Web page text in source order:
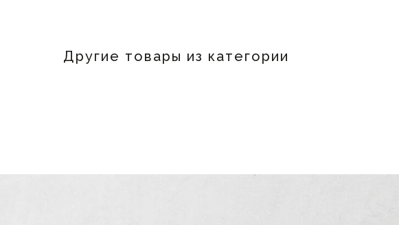
Другие товары из категории